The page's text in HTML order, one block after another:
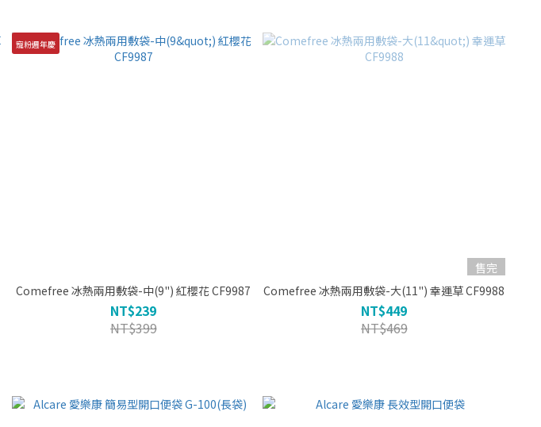
寵粉週年慶
Comefree 冰熱兩用敷袋-中(9") 紅櫻花 CF9987
NT$239
NT$399
售完
Comefree 冰熱兩用敷袋-大(11") 幸運草 CF9988
NT$449
NT$469